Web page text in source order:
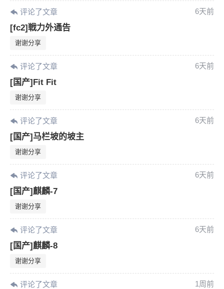
评论了文章 6天前
[fc2]戦力外通告
谢谢分享
评论了文章 6天前
[国产]Fit Fit
谢谢分享
评论了文章 6天前
[国产]马栏坡的坡主
谢谢分享
评论了文章 6天前
[国产]麒麟-7
谢谢分享
评论了文章 6天前
[国产]麒麟-8
谢谢分享
评论了文章 1周前